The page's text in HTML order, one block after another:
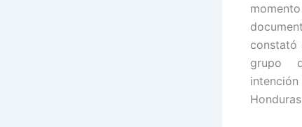
constató
grupo